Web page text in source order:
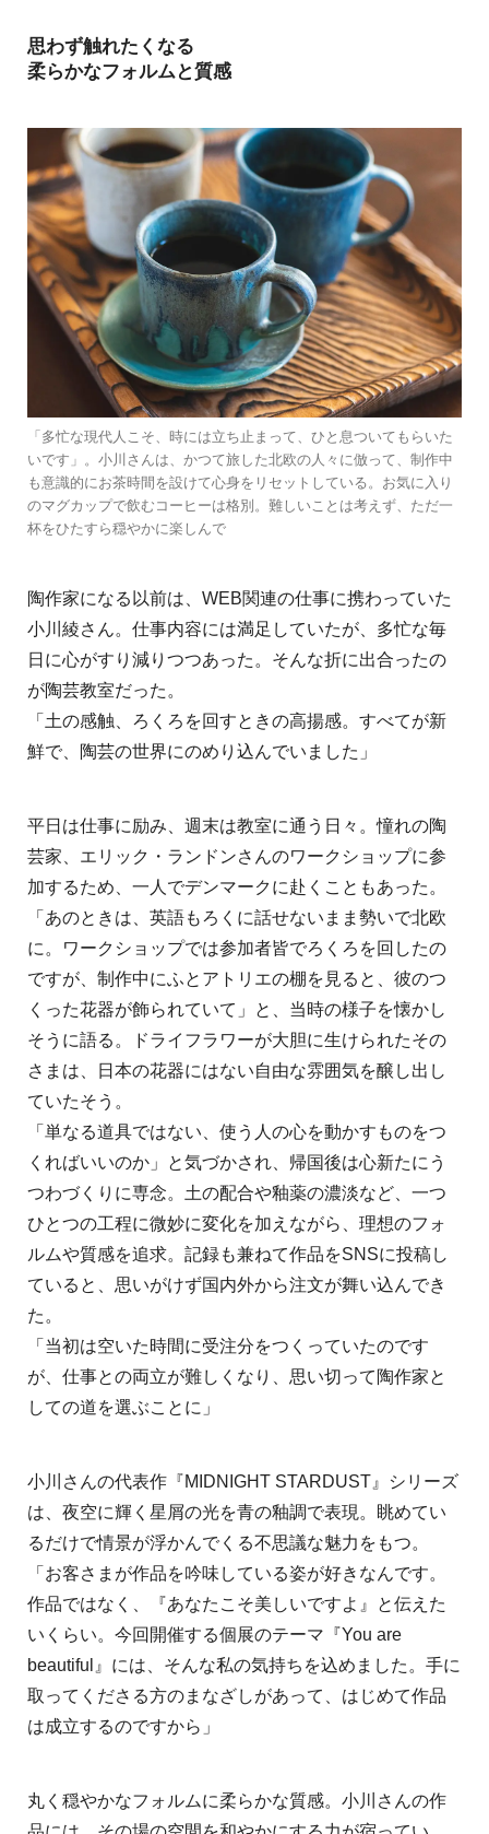
思わず触れたくなる
柔らかなフォルムと質感
「多忙な現代人こそ、時には立ち止まって、ひと息ついてもらいた
いです」。小川さんは、かつて旅した北欧の人々に倣って、制作中
も意識的にお茶時間を設けて心身をリセットしている。お気に入り
のマグカップで飲むコーヒーは格別。難しいことは考えず、ただ一
杯をひたすら穏やかに楽しんで
陶作家になる以前は、WEB関連の仕事に携わっていた
小川綾さん。仕事内容には満足していたが、多忙な毎
日に心がすり減りつつあった。そんな折に出合ったの
が陶芸教室だった。
「土の感触、ろくろを回すときの高揚感。すべてが新
鮮で、陶芸の世界にのめり込んでいました」
平日は仕事に励み、週末は教室に通う日々。憧れの陶
芸家、エリック・ランドンさんのワークショップに参
加するため、一人でデンマークに赴くこともあった。
「あのときは、英語もろくに話せないまま勢いで北欧
に。ワークショップでは参加者皆でろくろを回したの
ですが、制作中にふとアトリエの棚を見ると、彼のつ
くった花器が飾られていて」と、当時の様子を懐かし
そうに語る。ドライフラワーが大胆に生けられたその
さまは、日本の花器にはない自由な雰囲気を醸し出し
ていたそう。
「単なる道具ではない、使う人の心を動かすものをつ
くればいいのか」と気づかされ、帰国後は心新たにう
つわづくりに専念。土の配合や釉薬の濃淡など、一つ
ひとつの工程に微妙に変化を加えながら、理想のフォ
ルムや質感を追求。記録も兼ねて作品をSNSに投稿し
ていると、思いがけず国内外から注文が舞い込んでき
た。
「当初は空いた時間に受注分をつくっていたのです
が、仕事との両立が難しくなり、思い切って陶作家と
しての道を選ぶことに」
小川さんの代表作『MIDNIGHT STARDUST』シリーズ
は、夜空に輝く星屑の光を青の釉調で表現。眺めてい
るだけで情景が浮かんでくる不思議な魅力をもつ。
「お客さまが作品を吟味している姿が好きなんです。
作品ではなく、『あなたこそ美しいですよ』と伝えた
いくらい。今回開催する個展のテーマ『You are
beautiful』には、そんな私の気持ちを込めました。手に
取ってくださる方のまなざしがあって、はじめて作品
は成立するのですから」
丸く穏やかなフォルムに柔らかな質感。小川さんの作